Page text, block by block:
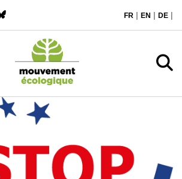
FR | EN | DE |